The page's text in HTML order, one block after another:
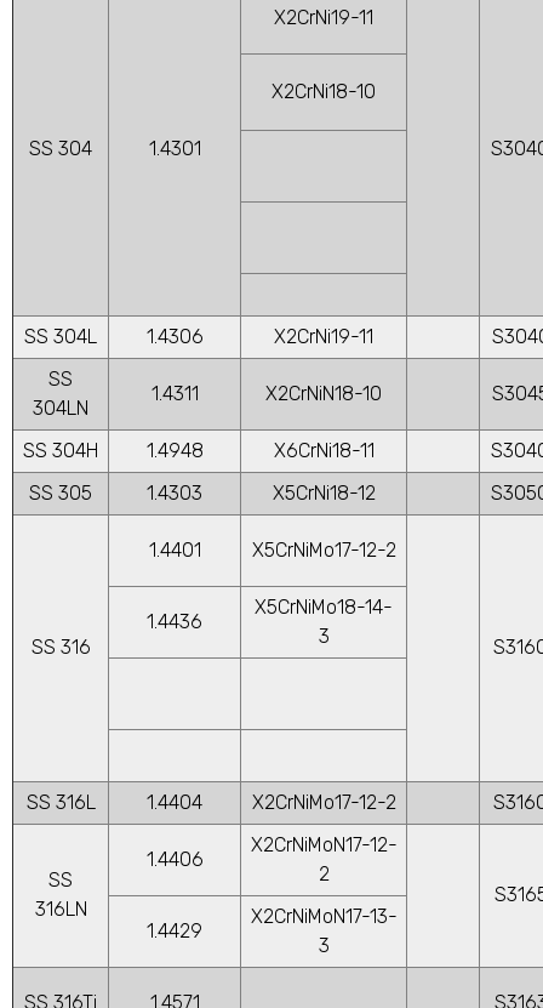
SS 304 1.4301
X2CrNi19-11
X2CrNi18-10
SS 304L 1.4306 X2CrNi19-11
SS
304LN
1.4311 X2CrNiN18-10
SS 304H 1.4948 X6CrNi18-11
SS 305
1.4303 X5CrNi18-12
SS 316
1.4401 X5CrNiMo17-12-2
1.4436
X5CrNiMo18-14-
3
SS 316L 1.4404 X2CrNiMo17-12-2
SS
316LN
1.4406
X2CrNiMoN17-12-
2
1.4429
X2CrNiMoN17-13-
3
SS 316Ti 1.4571